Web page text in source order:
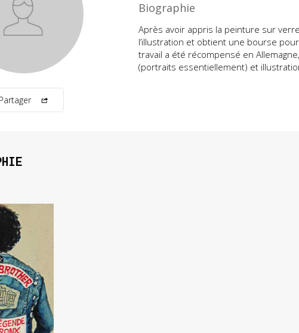
Partager
Biographie
Après avoir appris la peinture sur
l’illustration et obtient une bourse
travail a été récompensé en
(portraits essentiellement) et